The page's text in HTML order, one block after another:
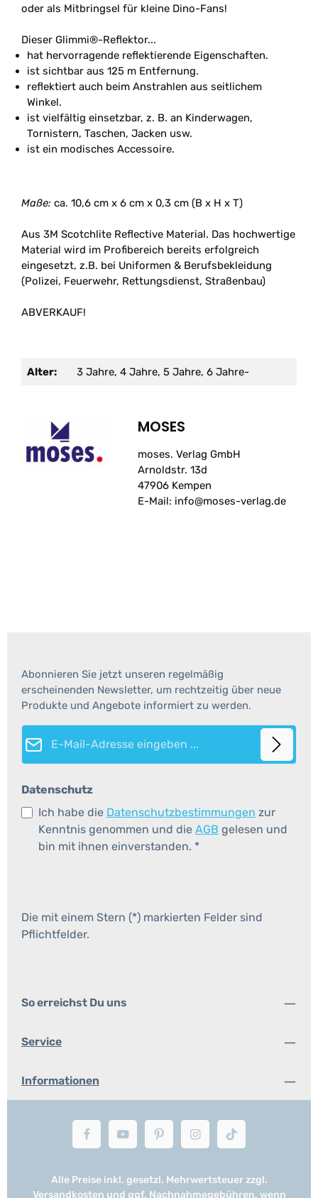
oder als Mitbringsel für kleine Dino-Fans!
Dieser Glimmi®-Reflektor...
hat hervorragende reflektierende Eigenschaften.
ist sichtbar aus 125 m Entfernung.
reflektiert auch beim Anstrahlen aus seitlichem
Winkel.
ist vielfältig einsetzbar, z. B. an Kinderwagen,
Tornistern, Taschen, Jacken usw.
ist ein modisches Accessoire.
Maße: ca. 10,6 cm x 6 cm x 0,3 cm (B x H x T)
Aus 3M Scotchlite Reflective Material. Das hochwertige
Material wird im Profibereich bereits erfolgreich
eingesetzt, z.B. bei Uniformen & Berufsbekleidung
(Polizei, Feuerwehr, Rettungsdienst, Straßenbau)
ABVERKAUF!
Alter: 3 Jahre, 4 Jahre, 5 Jahre, 6 Jahre-
MOSES
moses. Verlag GmbH
Arnoldstr. 13d
47906 Kempen
E-Mail: info@moses-verlag.de
Abonnieren Sie jetzt unseren regelmäßig
erscheinenden Newsletter, um rechtzeitig über neue
Produkte und Angebote informiert zu werden.
E-Mail-Adresse*
Datenschutz
Ich habe die Datenschutzbestimmungen zur
Kenntnis genommen und die AGB gelesen und
bin mit ihnen einverstanden. *
Die mit einem Stern (*) markierten Felder sind
Pflichtfelder.
So erreichst Du uns
Service
Informationen
Alle Preise inkl. gesetzl. Mehrwertsteuer zzgl.
Versandkosten und ggf. Nachnahmegebühren, wenn